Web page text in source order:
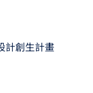
計創生計畫